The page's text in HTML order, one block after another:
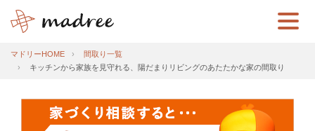
マドリーHOME
間取り一覧
キッチンから家族を見守れる、陽だまりリビングのあたたかな家の間取り